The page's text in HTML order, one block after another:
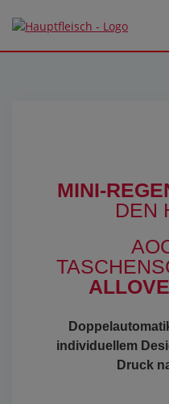
MINI-
DEN
individuellem
Druck